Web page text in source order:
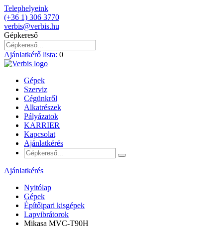
Telephelyeink
(+36 1) 306 3770
verbis@verbis.hu
Gépkereső
Ajánlatkérő lista: 0
Gépek
Szerviz
Cégünkről
Alkatrészek
Pályázatok
KARRIER
Kapcsolat
Ajánlatkérés
Ajánlatkérés
Nyitólap
Gépek
Építőipari kisgépek
Lapvibrátorok
Mikasa MVC-T90H